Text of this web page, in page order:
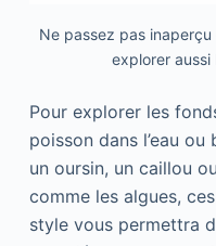
Ne passez pas
explorer aussi
Pour explorer les
poisson dans l’eau
un oursin, un caillou
comme les algues,
style vous permettra